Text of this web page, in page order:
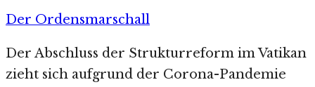
Der Ordensmarschall
Der Abschluss der Strukturreform im Vatikan
zieht sich aufgrund der Corona-Pandemie